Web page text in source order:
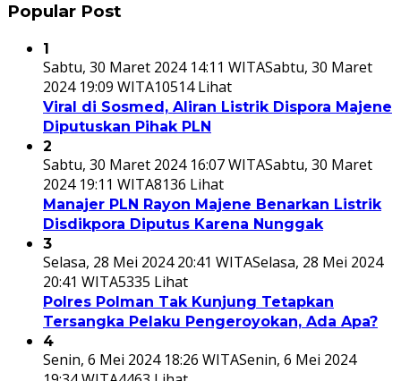
Popular Post
1
Sabtu, 30 Maret 2024 14:11 WITASabtu, 30 Maret
2024 19:09 WITA10514 Lihat
Viral di Sosmed, Aliran Listrik Dispora Majene
Diputuskan Pihak PLN
2
Sabtu, 30 Maret 2024 16:07 WITASabtu, 30 Maret
2024 19:11 WITA8136 Lihat
Manajer PLN Rayon Majene Benarkan Listrik
Disdikpora Diputus Karena Nunggak
3
Selasa, 28 Mei 2024 20:41 WITASelasa, 28 Mei 2024
20:41 WITA5335 Lihat
Polres Polman Tak Kunjung Tetapkan
Tersangka Pelaku Pengeroyokan, Ada Apa?
4
Senin, 6 Mei 2024 18:26 WITASenin, 6 Mei 2024